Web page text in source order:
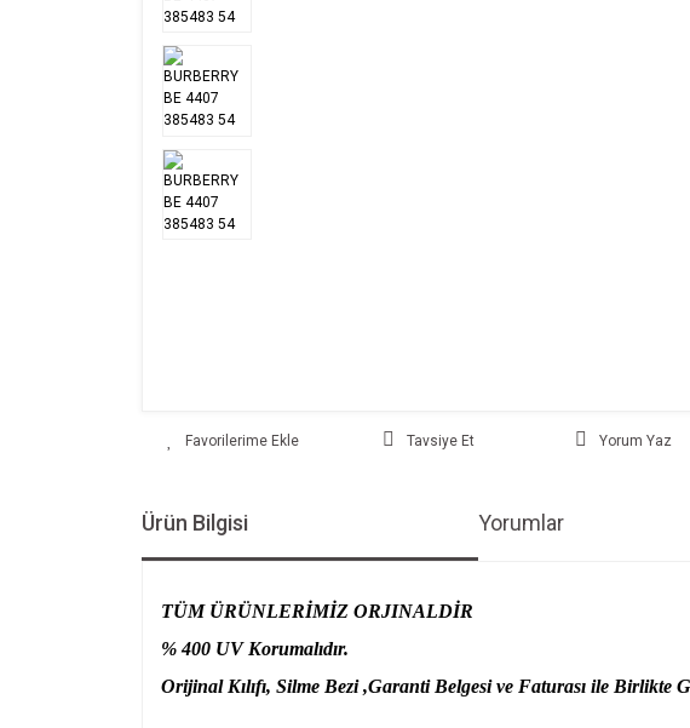
Tavsiye Et Yorum Yaz
Ürün Bilgisi Yorumlar
TÜM ÜRÜNLERİMİZ ORJINALDİR
% 400 UV Korumalıdır.
Orijinal Kılıfı, Silme Bezi ,Garanti Belgesi ve Faturası ile Birlikte